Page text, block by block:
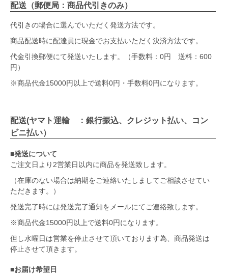
配送（郵便局：商品代引きのみ）
代引きの場合に選んでいただく発送方法です。
商品配送時に配達員に現金でお支払いただく決済方法です。
代金引換郵便にて発送いたします。（手数料：0円 送料：600
円）
※商品代金15000円以上で送料0円・手数料0円になります。
配送(ヤマト運輸 ：銀行振込、クレジット払い、コン
ビニ払い）
■発送について
ご注文日より2営業日以内に商品を発送致します。
（在庫のない場合は納期をご連絡いたしましてご相談させてい
ただきます。）
発送完了時には発送完了通知をメールにてご連絡致します。
※商品代金15000円以上で送料0円になります。
但し水曜日は営業を停止させて頂いております為、商品発送は
停止させて頂きます。
■お届け希望日